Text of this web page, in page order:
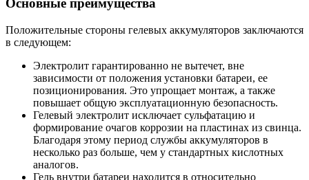
Основные преимущества
Положительные стороны гелевых аккумуляторов заключаются
в следующем:
Электролит гарантированно не вытечет, вне
зависимости от положения установки батареи, ее
позиционирования. Это упрощает монтаж, а также
повышает общую эксплуатационную безопасность.
Гелевый электролит исключает сульфатацию и
формирование очагов коррозии на пластинах из свинца.
Благодаря этому период службы аккумуляторов в
несколько раз больше, чем у стандартных кислотных
аналогов.
Гель внутри батареи находится в относительно